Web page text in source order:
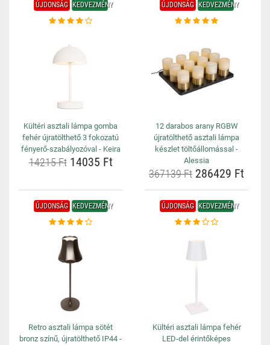
ÚJDONSÁG KEDVEZMÉNY
Kültéri asztali lámpa gomba
fehér újratölthető 3 fokozatú
fényerő-szabályozóval - Keira
14215 Ft14035 Ft
ÚJDONSÁG KEDVEZMÉNY
12 darabos arany RGBW
újratölthető asztali lámpa
készlet töltőállomással -
Alessia
367139 Ft 286429 Ft
ÚJDONSÁG KEDVEZMÉNY
Retro asztali lámpa sötét
bronz színű, újratölthető IP44 -
ÚJDONSÁG KEDVEZMÉNY
Kültéri asztali lámpa fehér
LED-del érintőképes